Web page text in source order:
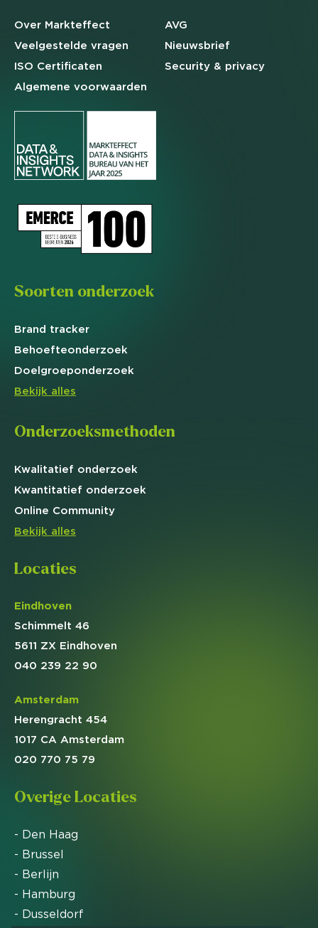
Over Markteffect
Veelgestelde vragen
ISO Certificaten
Algemene voorwaarden
AVG
Nieuwsbrief
Security & privacy
Soorten onderzoek
Brand tracker
Behoefteonderzoek
Doelgroeponderzoek
Bekijk alles
Onderzoeksmethoden
Kwalitatief onderzoek
Kwantitatief onderzoek
Online Community
Bekijk alles
Locaties
Eindhoven
Schimmelt 46
5611 ZX Eindhoven
040 239 22 90
Amsterdam
Herengracht 454
1017 CA Amsterdam
020 770 75 79
Overige Locaties
- Den Haag
- Brussel
- Berlijn
- Hamburg
- Dusseldorf